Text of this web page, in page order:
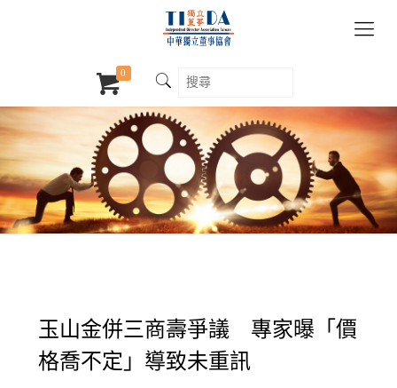
0
玉山金併三商壽爭議 專家曝「價
格喬不定」導致未重訊